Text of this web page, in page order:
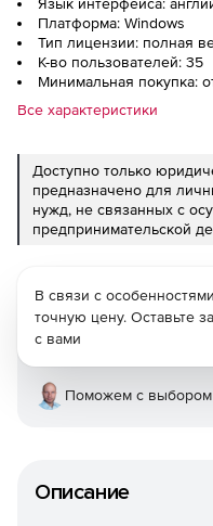
Платформа: Windows
Тип лицензии: полная
К-во пользователей: 35
Минимальная покупка:
Все характеристики
Доступно только
предназначено для
нужд, не связанных с
предпринимательской
Описание
В связи с
точную цену. Оставьте
с вами
Поможем с выбором